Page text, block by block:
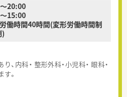
20:00
働時間40時間(変形労働時間制
)
内科・ 整形外科・小児科・ 眼科・
。